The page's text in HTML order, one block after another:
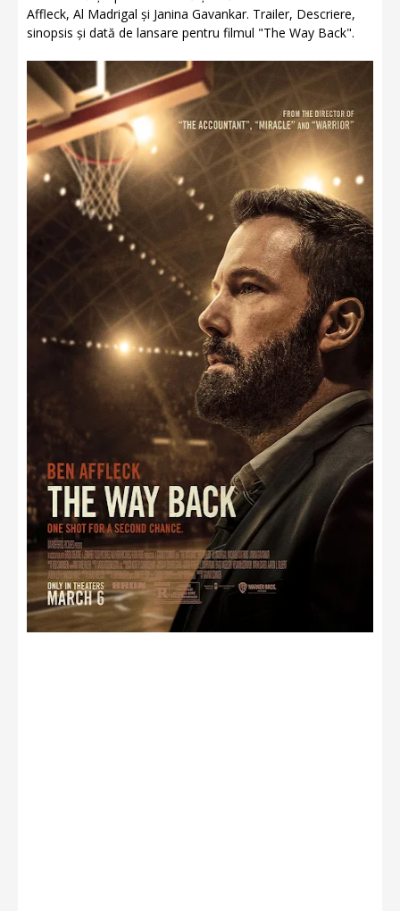
Affleck, Al Madrigal și Janina Gavankar. Trailer, Descriere,
sinopsis și dată de lansare pentru filmul "The Way Back".